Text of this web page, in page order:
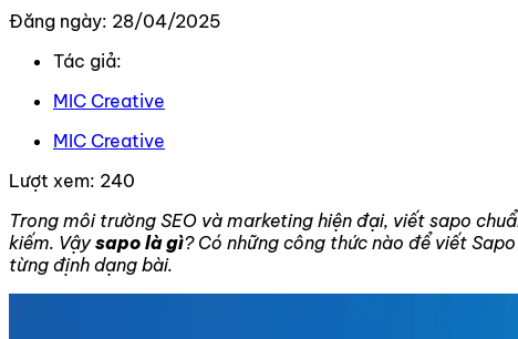
Đăng ngày: 28/04/2025
Tác giả:
MIC Creative
MIC Creative
Lượt xem: 240
Trong môi trường SEO và marketing hiện đại, viết sapo
kiếm. Vậysapo là gì? Có những công thức nào để viết
từng định dạng bài.